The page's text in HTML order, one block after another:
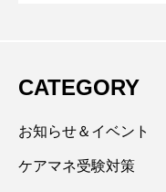
ら使える基本の介護
務しながら介護施
CATEGORY
お知らせ＆イベント
ケアマネ受験対策